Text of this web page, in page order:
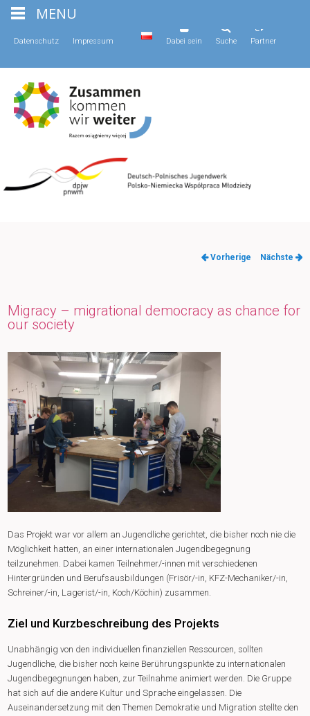
Datenschutz Impressum Dabei sein Suche Partner
Artikelnavigation
Vorherige Nächste
Migracy – migrational democracy as chance for
our society
Das Projekt war vor allem an Jugendliche gerichtet, die bisher noch nie die
Möglichkeit hatten, an einer internationalen Jugendbegegnung
teilzunehmen. Dabei kamen Teilnehmer/-innen mit verschiedenen
Hintergründen und Berufsausbildungen (Frisör/-in, KFZ-Mechaniker/-in,
Schreiner/-in, Lagerist/-in, Koch/Köchin) zusammen.
Ziel und Kurzbeschreibung des Projekts
Unabhängig von den individuellen finanziellen Ressourcen, sollten
Jugendliche, die bisher noch keine Berührungspunkte zu internationalen
Jugendbegegnungen haben, zur Teilnahme animiert werden. Die Gruppe
hat sich auf die andere Kultur und Sprache eingelassen. Die
Auseinandersetzung mit den Themen Demokratie und Migration stellte den
MENU